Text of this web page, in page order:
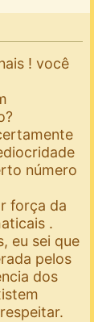
! você
número
força da
.
eu sei que
pelos
dos